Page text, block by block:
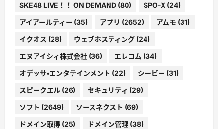
SKE48 LIVE！！ ON DEMAND (80) SPO-X (24)
アイアールティー (35) アプリ (2652) アムモ (31)
イクオス (28) ウェブホスティング (24)
エヌアイシィ株式会社 (36) エレコム (34)
オデッサ・エンタテインメント (22) シービー (31)
スピークエル (26) セキュリティ (29)
ソフト (2649) ソースネクスト (69)
ドメイン取得 (25) ドメイン管理 (38)